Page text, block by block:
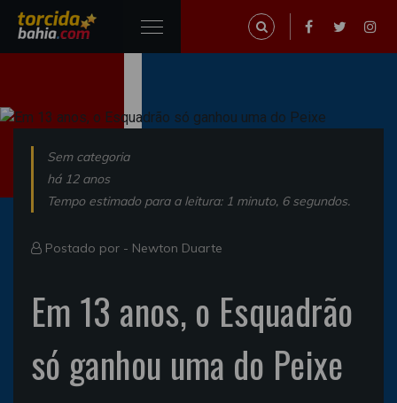
Sem categoria
há 12 anos
Tempo estimado para a leitura: 1 minuto, 6 segundos.
Postado por - Newton Duarte
Em 13 anos, o Esquadrão
só ganhou uma do Peixe